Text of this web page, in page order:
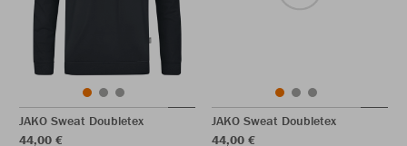
JAKO Sweat Doubletex
44,00 €
JAKO Sweat Doubletex
44,00 €